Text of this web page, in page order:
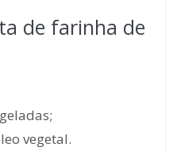
de farinha de
vegetal.